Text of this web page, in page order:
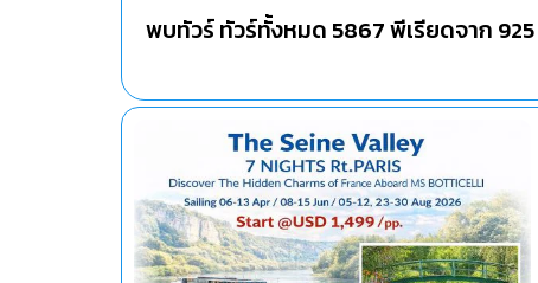
พบทัวร์ ทัวร์ทั้งหมด 5867พีเรียดจาก 925